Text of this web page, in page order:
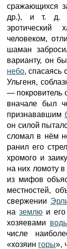
сражающихся
др.), и т. д.
эротический
человеком,
шаман
варианту, он
небо, спасаясь
Ульгеня,
— покровитель
вначале был
признававшим
он силой
сломал в нём
ранил его
хромого и
на них ломоту
из мифов
местностей,
свержении
на землю и
хозяевами
числе
«хозяин горы»,